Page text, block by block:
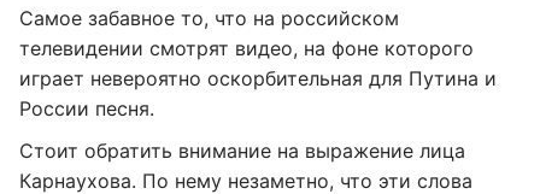
Самое забавное то, что на российском
телевидении смотрят видео, на фоне которого
играет невероятно оскорбительная для Путина и
России песня.
Стоит обратить внимание на выражение лица
Карнаухова. По нему незаметно, что эти слова